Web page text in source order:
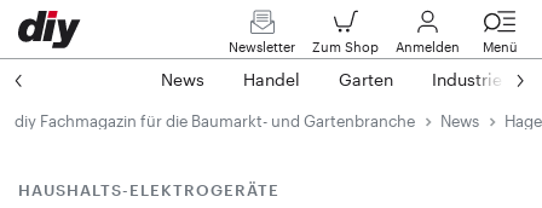
Newsletter Zum Shop Anmelden Menü
News Handel Garten Industrie
diy Fachmagazin für die Baumarkt- und Gartenbranche News
HAUSHALTS-ELEKTROGERÄTE